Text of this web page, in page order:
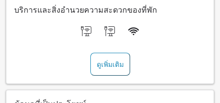
บริการและสิ่งอำนวยความสะดวกของที่พัก
ดูเพิ่มเติม